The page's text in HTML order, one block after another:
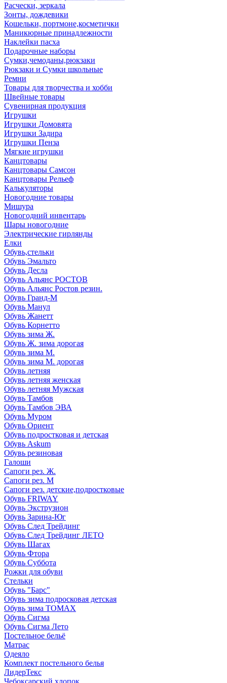
Расчески, зеркала
Зонты, дождевики
Кошельки, портмоне,косметички
Маникюрные принадлежности
Наклейки пасха
Подарочные наборы
Сумки,чемоданы,рюкзаки
Рюкзаки и Сумки школьные
Ремни
Товары для творчества и хобби
Швейные товары
Сувенирная продукция
Игрушки
Игрушки Домовята
Игрушки Задира
Игрушки Пенза
Мягкие игрушки
Канцтовары
Канцтовары Самсон
Канцтовары Рельеф
Калькуляторы
Новогодние товары
Мишура
Новогодний инвентарь
Шары новогодние
Электрические гирлянды
Елки
Обувь,стельки
Обувь Эмальто
Обувь Десла
Обувь Альянс РОСТОВ
Обувь Альянс Ростов резин.
Обувь Гранд-М
Обувь Манул
Обувь Жанетт
Обувь Корнетто
Обувь зима Ж.
Обувь Ж. зима дорогая
Обувь зима М.
Обувь зима М. дорогая
Обувь летняя
Обувь летняя женская
Обувь летняя Мужская
Обувь Тамбов
Обувь Тамбов ЭВА
Обувь Муром
Обувь Ориент
Обувь подростковая и детская
Обувь Askum
Обувь резиновая
Галоши
Сапоги рез. Ж.
Сапоги рез. М
Сапоги рез. детские,подростковые
Обувь FRIWAY
Обувь Экструзион
Обувь Зарина-Юг
Обувь След Трейдинг
Обувь След Трейдинг ЛЕТО
Обувь Шагах
Обувь Фтора
Обувь Суббота
Рожки для обуви
Стельки
Обувь "Барс"
Обувь зима подросковая детская
Обувь зима ТОМАХ
Обувь Сигма
Обувь Сигма Лето
Постельное бельё
Матрас
Одеяло
Комплект постельного белья
ЛидерТекс
Чебоксарский хлопок